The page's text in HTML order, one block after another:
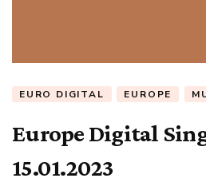
EURO DIGITAL EUROPE
Europe Digital
15.01.2023